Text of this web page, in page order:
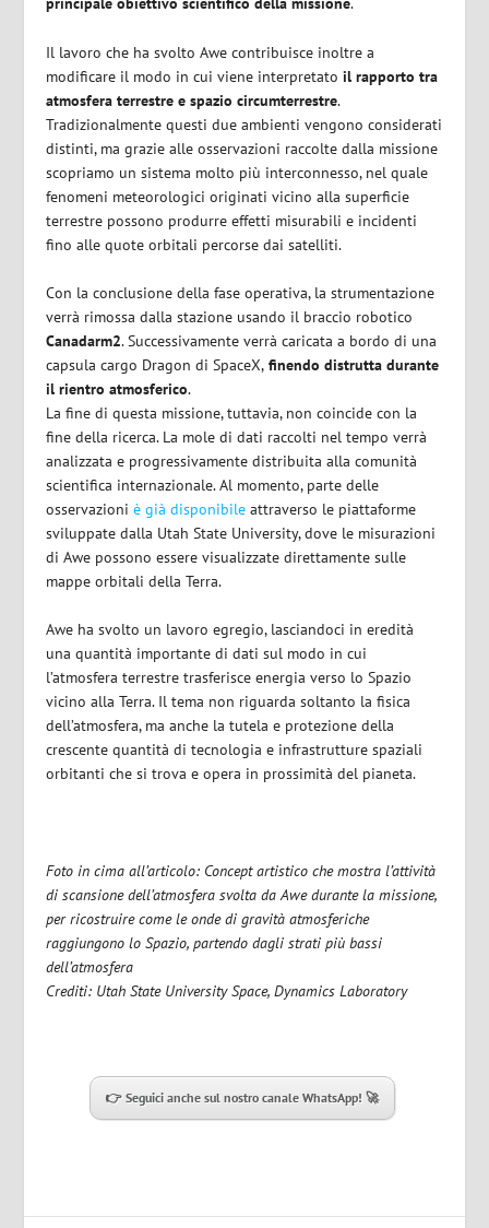
Il lavoro che ha svolto Awe contribuisce inoltre a
modificare il modo in cui viene interpretato il rapporto tra
atmosfera terrestre e spazio circumterrestre.
Tradizionalmente questi due ambienti vengono considerati
distinti, ma grazie alle osservazioni raccolte dalla missione
scopriamo un sistema molto più interconnesso, nel quale
fenomeni meteorologici originati vicino alla superficie
terrestre possono produrre effetti misurabili e incidenti
fino alle quote orbitali percorse dai satelliti.
Con la conclusione della fase operativa, la strumentazione
verrà rimossa dalla stazione usando il braccio robotico
Canadarm2. Successivamente verrà caricata a bordo di una
capsula cargo Dragon di SpaceX, finendo distrutta durante
il rientro atmosferico.
La fine di questa missione, tuttavia, non coincide con la
fine della ricerca. La mole di dati raccolti nel tempo verrà
analizzata e progressivamente distribuita alla comunità
scientifica internazionale. Al momento, parte delle
osservazioniè già disponibile attraverso le piattaforme
sviluppate dalla Utah State University, dove le misurazioni
di Awe possono essere visualizzate direttamente sulle
mappe orbitali della Terra.
Awe ha svolto un lavoro egregio, lasciandoci in eredità
una quantità importante di dati sul modo in cui
l’atmosfera terrestre trasferisce energia verso lo Spazio
vicino alla Terra. Il tema non riguarda soltanto la fisica
dell’atmosfera, ma anche la tutela e protezione della
crescente quantità di tecnologia e infrastrutture spaziali
orbitanti che si trova e opera in prossimità del pianeta.
Foto in cima all’articolo: Concept artistico che mostra l’attività
di scansione dell’atmosfera svolta da Awe durante la missione,
per ricostruire come le onde di gravità atmosferiche
raggiungono lo Spazio, partendo dagli strati più bassi
dell’atmosfera
Crediti: Utah State University Space, Dynamics Laboratory
👉 Seguici anche sul nostro canale WhatsApp! 🚀